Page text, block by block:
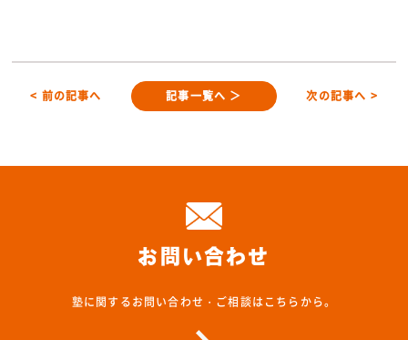
< 前の記事へ 記事一覧へ ＞ 次の記事へ >
お問い合わせ
塾に関するお問い合わせ・ご相談はこちらから。